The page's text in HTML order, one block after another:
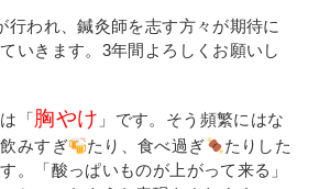
行われ、鍼灸師を志す方々が期待に
いきます。3年間よろしくお願いし
「 胸やけ 」です。そう頻繁にはな
みすぎ
たり、食べ過ぎ
たりした
。「酸っぱいものが上がって来る」